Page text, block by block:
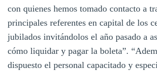
con quienes hemos tomado contacto a
principales referentes en capital de los
jubilados invitándolos el año pasado a
cómo liquidar y pagar la boleta”.
dispuesto el personal capacitado y